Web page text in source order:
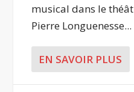
musical dans le
Pierre Longuenesse...
EN SAVOIR PLUS